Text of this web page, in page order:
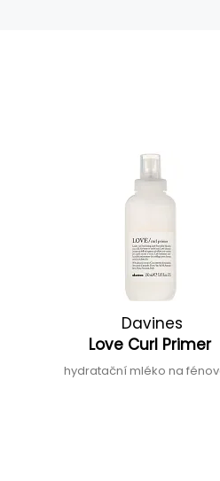
Davines
Love Curl Primer
hydratační mléko na